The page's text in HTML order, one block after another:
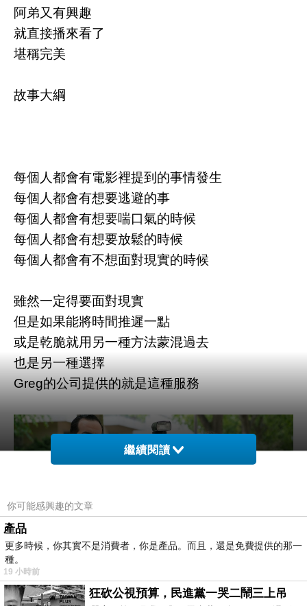
阿弟又有興趣
就直接播來看了
堪稱完美
故事大綱
每個人都會有電影裡提到的事情發生
每個人都會有想要逃避的事
每個人都會有想要喘口氣的時候
每個人都會有想要放鬆的時候
每個人都會有不想面對現實的時候
雖然一定得要面對現實
但是如果能將時間推遲一點
或是乾脆就用另一種方法蒙混過去
也是另一種選擇
Greg的公司提供的就是這種服務
公司提供很多不同的方案
繼續閱讀
你可能感興趣的文章
產品
更多時候，你其實不是消費者，你是產品。而且，還是免費提供的那一
種。
19 小時前
狂砍公視預算，民進黨一哭二鬧三上吊